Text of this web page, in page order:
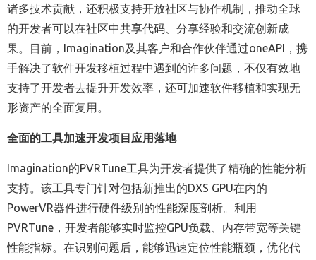
诸多技术贡献，还积极支持开放社区与协作机制，推动全球
的开发者可以在社区中共享代码、分享经验和交流创新成
果。目前，Imagination及其客户和合作伙伴通过oneAPI，携
手解决了软件开发移植过程中遇到的许多问题，不仅有效地
支持了开发者去提升开发效率，还可加速软件移植和实现无
形资产的全面复用。
全面的工具加速开发项目应用落地
Imagination的PVRTune工具为开发者提供了精确的性能分析
支持。该工具专门针对包括新推出的DXS GPU在内的
PowerVR器件进行硬件级别的性能深度剖析。利用
PVRTune，开发者能够实时监控GPU负载、内存带宽等关键
性能指标。在识别问题后，能够迅速定位性能瓶颈，优化代